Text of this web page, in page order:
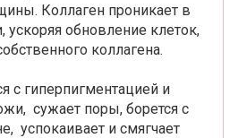
Коллаген проникает в
ускоряя обновление клеток,
коллагена.
с гиперпигментацией и
сужает поры, борется с
успокаивает и смягчает